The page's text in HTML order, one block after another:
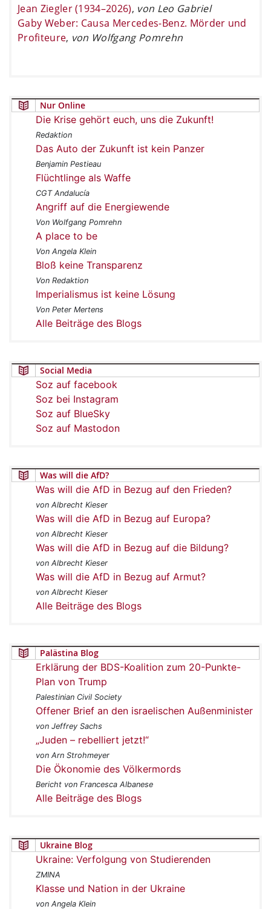
Jean Ziegler (1934–2026), von Leo Gabriel
Gaby Weber: Causa Mercedes-Benz. Mörder und
Profiteure, von Wolfgang Pomrehn
Nur Online
Die Krise gehört euch, uns die Zukunft!
Redaktion
Das Auto der Zukunft ist kein Panzer
Benjamin Pestieau
Flüchtlinge als Waffe
CGT Andalucía
Angriff auf die Energiewende
Von Wolfgang Pomrehn
A place to be
Von Angela Klein
Bloß keine Transparenz
Von Redaktion
Imperialismus ist keine Lösung
Von Peter Mertens
Alle Beiträge des Blogs
Social Media
Soz auf facebook
Soz bei Instagram
Soz auf BlueSky
Soz auf Mastodon
Was will die AfD?
Was will die AfD in Bezug auf den Frieden?
von Albrecht Kieser
Was will die AfD in Bezug auf Europa?
von Albrecht Kieser
Was will die AfD in Bezug auf die Bildung?
von Albrecht Kieser
Was will die AfD in Bezug auf Armut?
von Albrecht Kieser
Alle Beiträge des Blogs
Palästina Blog
Erklärung der BDS-Koalition zum 20-Punkte-
Plan von Trump
Palestinian Civil Society
Offener Brief an den israelischen Außenminister
von Jeffrey Sachs
„Juden – rebelliert jetzt!“
von Arn Strohmeyer
Die Ökonomie des Völkermords
Bericht von Francesca Albanese
Alle Beiträge des Blogs
Ukraine Blog
Ukraine: Verfolgung von Studierenden
ZMINA
Klasse und Nation in der Ukraine
von Angela Klein